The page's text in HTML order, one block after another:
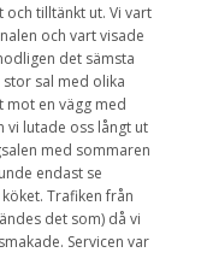
tilltänkt ut. Vi vart
och vart visade
det sämsta
sal med olika
mot en vägg med
vi lutade oss långt ut
med sommaren
endast se
Trafiken från
det som) då vi
Servicen var